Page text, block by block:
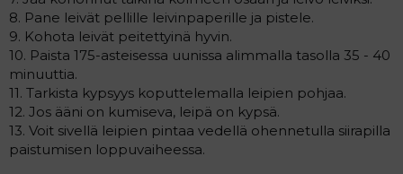
8. Pane leivät pellille leivinpaperille ja pistele.
9. Kohota leivät peitettyinä hyvin.
10. Paista 175-asteisessa uunissa alimmalla tasolla 35 - 40
minuuttia.
11. Tarkista kypsyys koputtelemalla leipien pohjaa.
12. Jos ääni on kumiseva, leipä on kypsä.
13. Voit sivellä leipien pintaa vedellä ohennetulla siirapilla
paistumisen loppuvaiheessa.